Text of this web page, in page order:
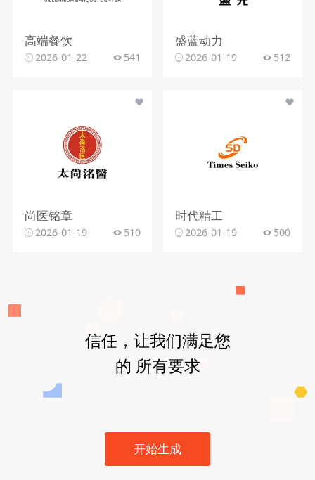
高端餐饮
2026-01-22 541
盛蓝动力
2026-01-19 512
尚医铭章
2026-01-19 510
时代精工
2026-01-19 500
信任，让我们满足您
的 所有要求
开始生成